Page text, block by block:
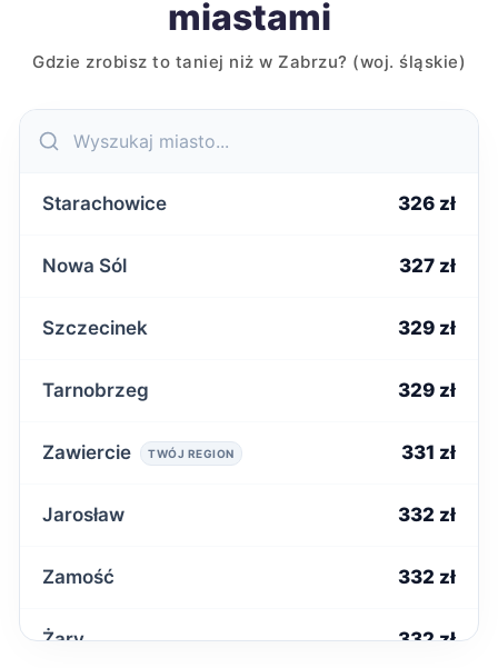
miastami
Gdzie zrobisz to taniej niż w Zabrzu? (woj. śląskie)
Starachowice 326 zł
Nowa Sól 327 zł
Szczecinek 329 zł
Tarnobrzeg 329 zł
Zawiercie TWÓJ REGION 331 zł
Jarosław 332 zł
Zamość 332 zł
Żary 332 zł